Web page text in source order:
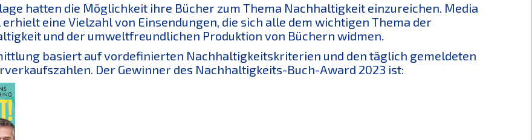
hatten die Möglichkeit ihre Bücher zum Thema Nachhaltigkeit einzureichen. Media
erhielt eine Vielzahl von Einsendungen, die sich alle dem wichtigen Thema der
und der umweltfreundlichen Produktion von Büchern widmen.
basiert auf vordefinierten Nachhaltigkeitskriterien und den täglich gemeldeten
Der Gewinner des Nachhaltigkeits-Buch-Award 2023 ist: